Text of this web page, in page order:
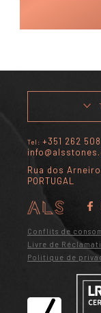
Tel: +351 262
Rua dos
PORTUGAL
Conflits de
Livre de
Politique de